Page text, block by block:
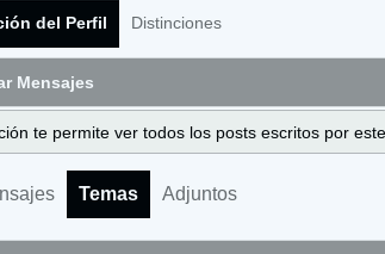
del Perfil Distinciones
Mensajes
te permite ver todos los posts escritos por
Temas Adjuntos